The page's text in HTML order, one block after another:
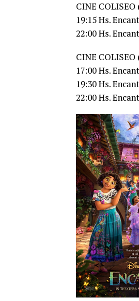
CINE
19:15 Hs.
22:00 Hs.
CINE
17:00 Hs.
19:30 Hs.
22:00 Hs.